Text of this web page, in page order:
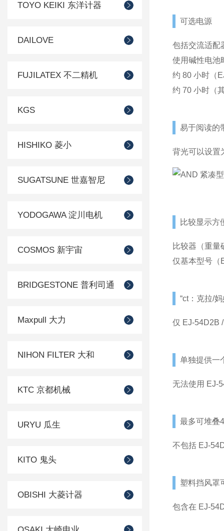
TOYO KEIKI 东洋计器
DAILOVE
FUJILATEX 不二精机
KGS
HISHIKO 菱小
SUGATSUNE 世嘉智尼
YODOGAWA 淀川电机
COSMOS 新宇宙
BRIDGESTONE 普利司通
Maxpull 大力
NIHON FILTER 大和
KTC 京都机械
URYU 瓜生
KITO 鬼头
OBISHI 大菱计器
可选电源
包括交流适配
使用碱性电池
约 80 小时（
约 70 小时（
易于阅读的
背光可以设置
比较显示方
比较器（重量
仅基本型号（
“ct：克拉/
仅 EJ-54D2B
单独提供一
无法使用 EJ-
最多可堆叠
不包括 EJ-
塑料挡风罩
包含在 EJ-